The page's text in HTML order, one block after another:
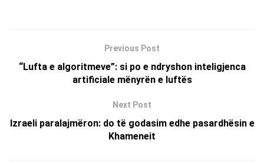
Previous Post
“Lufta e algoritmeve”: si po e ndryshon inteligjenca
artificiale mënyrën e luftës
Next Post
Izraeli paralajmëron: do të godasim edhe pasardhësin e
Khameneit